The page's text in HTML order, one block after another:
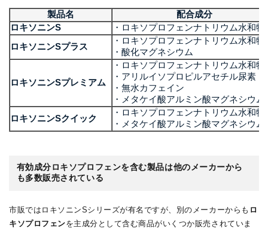
製品名
配合成分
ロキソニンS
・ロキソプロフェンナトリウム水和物
ロキソニンSプラス
・ロキソプロフェンナトリウム水和物
・酸化マグネシウム
ロキソニンSプレミアム
・ロキソプロフェンナトリウム水和物
・アリルイソプロピルアセチル尿素
・無水カフェイン
・メタケイ酸アルミン酸マグネシウム
ロキソニンSクイック
・ロキソプロフェンナトリウム水和物
・メタケイ酸アルミン酸マグネシウム
有効成分ロキソプロフェンを含む製品は他のメーカーから
も多数販売されている
市販ではロキソニンSシリーズが有名ですが、別のメーカーからも ロ
キソプロフェンを主成分として含む商品がいくつか販売されていま